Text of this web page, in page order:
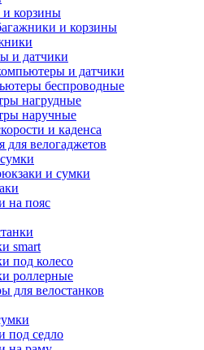
корзины
и корзины
и датчики
и датчики
беспроводные
нагрудные
наручные
и каденса
для велогаджетов
и сумки
на пояс
smart
под колесо
роллерные
для велостанков
под седло